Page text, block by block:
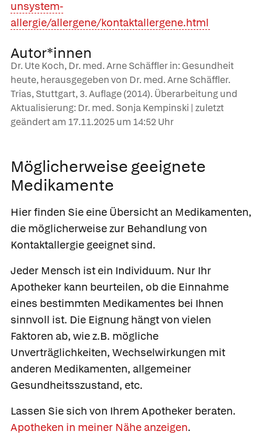
unsystem-
allergie/allergene/kontaktallergene.html
Autor*innen
Dr. Ute Koch, Dr. med. Arne Schäffler in: Gesundheit
heute, herausgegeben von Dr. med. Arne Schäffler.
Trias, Stuttgart, 3. Auflage (2014). Überarbeitung und
Aktualisierung: Dr. med. Sonja Kempinski | zuletzt
geändert am 17.11.2025um 14:52 Uhr
Möglicherweise geeignete
Medikamente
Hier finden Sie eine Übersicht an Medikamenten,
die möglicherweise zur Behandlung von
Kontaktallergie geeignet sind.
Jeder Mensch ist ein Individuum. Nur Ihr
Apotheker kann beurteilen, ob die Einnahme
eines bestimmten Medikamentes bei Ihnen
sinnvoll ist. Die Eignung hängt von vielen
Faktoren ab, wie z.B. mögliche
Unverträglichkeiten, Wechselwirkungen mit
anderen Medikamenten, allgemeiner
Gesundheitsszustand, etc.
Lassen Sie sich von Ihrem Apotheker beraten.
Apotheken in meiner Nähe anzeigen.